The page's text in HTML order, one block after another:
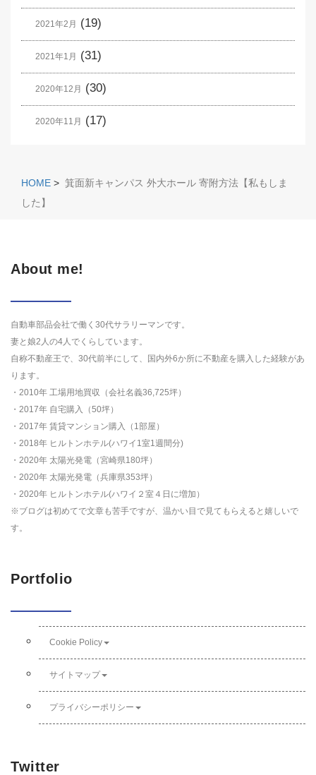
2021年2月 (19)
2021年1月 (31)
2020年12月 (30)
2020年11月 (17)
HOME > 箕面新キャンパス 外大ホール 寄附方法【私もしま
した】
About me!
自動車部品会社で働く30代サラリーマンです。
妻と娘2人の4人でくらしています。
自称不動産王で、30代前半にして、国内外6か所に不動産を購入した経験があ
ります。
・2010年 工場用地買収（会社名義36,725坪）
・2017年 自宅購入（50坪）
・2017年 賃貸マンション購入（1部屋）
・2018年 ヒルトンホテル(ハワイ1室1週間分)
・2020年 太陽光発電（宮崎県180坪）
・2020年 太陽光発電（兵庫県353坪）
・2020年 ヒルトンホテル(ハワイ２室４日に増加）
※ブログは初めてで文章も苦手ですが、温かい目で見てもらえると嬉しいで
す。
Portfolio
Cookie Policy
サイトマップ
プライバシーポリシー
Twitter